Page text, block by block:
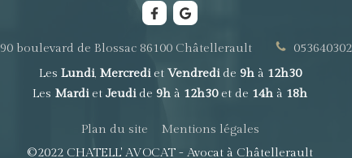
90 boulevard de Blossac 86100 Châtellerault
Les Lundi, Mercrediet Vendredide 9hà 12h30
Les Mardiet Jeudide 9h à 12h30et de 14h à 18h
Plan du site
Mentions légales
©2022 CHATELL' AVOCAT - Avocat à Châtellerault